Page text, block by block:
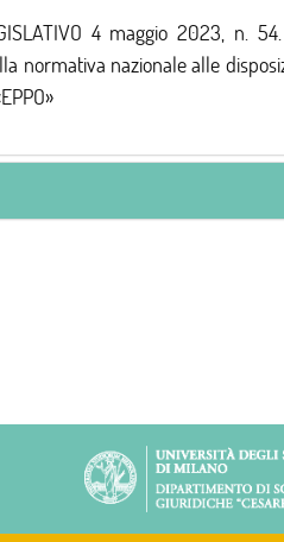
4 maggio 2023, n.
normativa nazionale alle